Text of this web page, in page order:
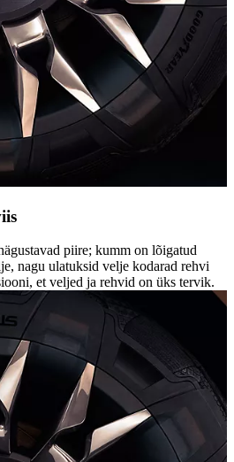
piire; kumm on lõigatud
nagu ulatuksid velje kodarad rehvi
et veljed ja rehvid on üks tervik.